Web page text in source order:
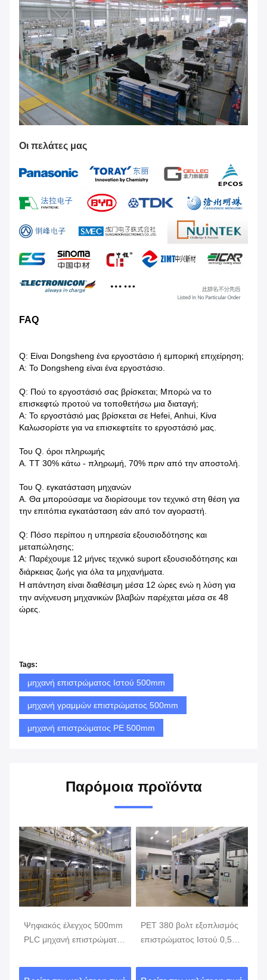
Οι πελάτες μας
FAQ
Q: Είναι Dongsheng ένα εργοστάσιο ή εμπορική επιχείρηση;
Α: Το Dongsheng είναι ένα εργοστάσιο.
Q: Πού το εργοστάσιό σας βρίσκεται; Μπορώ να το
επισκεφτώ προτού να τοποθετήσω μια διαταγή;
Α: Το εργοστάσιό μας βρίσκεται σε Hefei, Anhui, Κίνα
Καλωσορίστε για να επισκεφτείτε το εργοστάσιό μας.
Του Q. όροι πληρωμής
Α. TT 30% κάτω - πληρωμή, 70% πριν από την αποστολή.
Του Q. εγκατάσταση μηχανών
Α. Θα μπορούσαμε να διορίσουμε τον τεχνικό στη θέση για
την επιτόπια εγκατάσταση εάν από τον αγοραστή.
Q: Πόσο περίπου η υπηρεσία εξουσιοδότησης και
μεταπώλησης;
Α: Παρέχουμε 12 μήνες τεχνικό suport εξουσιοδότησης και
διάρκειας ζωής για όλα τα μηχανήματα.
Η απάντηση είναι διαθέσιμη μέσα 12 ώρες ενώ η λύση για
την ανίχνευση μηχανικών βλαβών παρέχεται μέσα σε 48
ώρες.
Tags:
μηχανή επιστρώματος Ιστού 500mm
μηχανή γραμμών επιστρώματος 500mm
μηχανή επιστρώματος PE 500mm
Παρόμοια προϊόντα
Ψηφιακός έλεγχος 500mm
PLC μηχανή επιστρώματος
επιστρώματος PE
PET 380 βολτ εξοπλισμός
επιστρώματος Ιστού 0,5
μηχανή